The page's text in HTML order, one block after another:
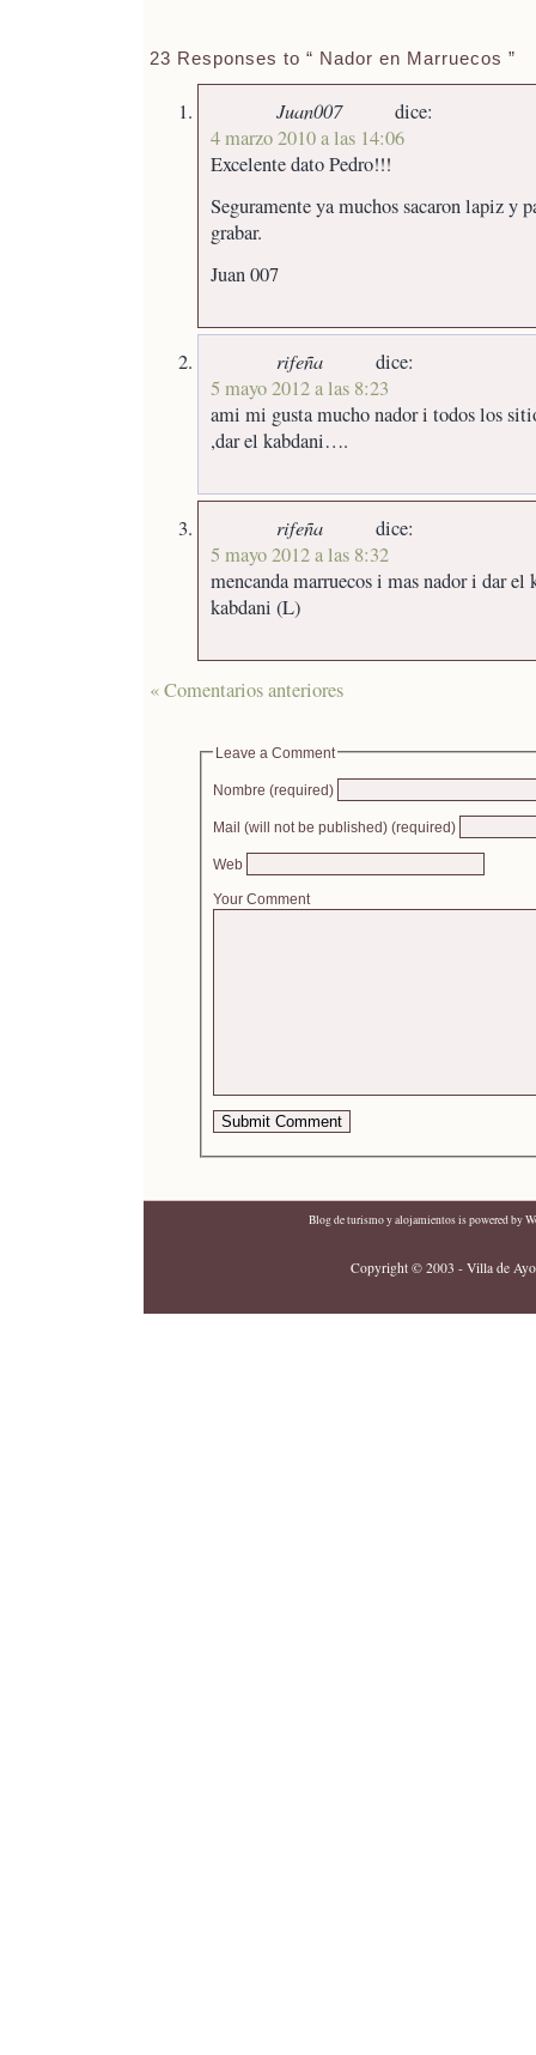
23 Responses to “ Nador en Marruecos ”
Juan007
dice:
4 marzo 2010 a las 14:06
Excelente dato Pedro!!!
Seguramente ya muchos sacaron lapiz y
grabar.
Juan 007
rifeña
dice:
5 mayo 2012 a las 8:23
ami mi gusta mucho nador i todos los
,dar el kabdani….
rifeña
dice:
5 mayo 2012 a las 8:32
mencanda marruecos i mas nador i dar
kabdani (L)
« Comentarios anteriores
Leave a Comment
Nombre (required)
Mail (will not be published) (required)
Web
Your Comment
Blog de turismo y alojamientosis powered by
Copyright © 2003 - Villa de